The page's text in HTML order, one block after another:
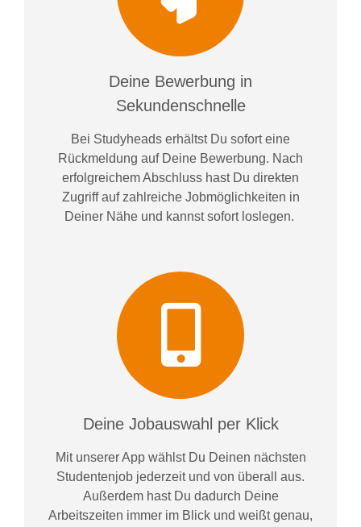
Deine Bewerbung in
Sekundenschnelle
Bei Studyheads erhältst Du sofort eine
Rückmeldung auf Deine Bewerbung. Nach
erfolgreichem Abschluss hast Du direkten
Zugriff auf zahlreiche Jobmöglichkeiten in
Deiner Nähe und kannst sofort loslegen.
Deine Jobauswahl per Klick
Mit unserer App wählst Du Deinen nächsten
Studentenjob jederzeit und von überall aus.
Außerdem hast Du dadurch Deine
Arbeitszeiten immer im Blick und weißtgenau,